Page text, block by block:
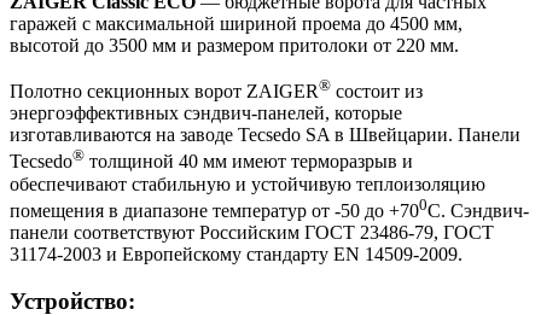
гаражей с максимальной шириной проема до 4500 мм,
высотой до 3500 мм и размером притолоки от 220 мм.
Полотно секционных ворот ZAIGER® состоит из
энергоэффективных сэндвич-панелей, которые
изготавливаются на заводе Tecsedo SA в Швейцарии. Панели
Tecsedo® толщиной 40 мм имеют терморазрыв и
обеспечивают стабильную и устойчивую теплоизоляцию
помещения в диапазоне температур от -50 до +700С. Сэндвич-
панели соответствуют Российским ГОСТ 23486-79, ГОСТ
31174-2003 и Европейскому стандарту EN 14509-2009.
Устройство: